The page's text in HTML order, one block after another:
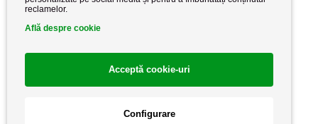
reclamelor.
Află despre cookie
Acceptă cookie-uri
Configurare